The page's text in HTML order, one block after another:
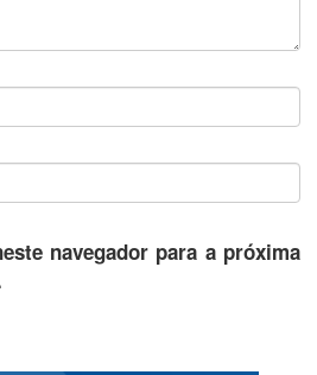
navegador para a próxima